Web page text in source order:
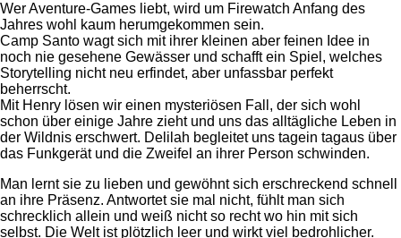
Wer Aventure-Games liebt, wird um Firewatch Anfang des
Jahres wohl kaum herumgekommen sein.
Camp Santo wagt sich mit ihrer kleinen aber feinen Idee in
noch nie gesehene Gewässer und schafft ein Spiel, welches
Storytelling nicht neu erfindet, aber unfassbar perfekt
beherrscht.
Mit Henry lösen wir einen mysteriösen Fall, der sich wohl
schon über einige Jahre zieht und uns das alltägliche Leben in
der Wildnis erschwert. Delilah begleitet uns tagein tagaus über
das Funkgerät und die Zweifel an ihrer Person schwinden.
Man lernt sie zu lieben und gewöhnt sich erschreckend schnell
an ihre Präsenz. Antwortet sie mal nicht, fühlt man sich
schrecklich allein und weiß nicht so recht wo hin mit sich
selbst. Die Welt ist plötzlich leer und wirkt viel bedrohlicher.